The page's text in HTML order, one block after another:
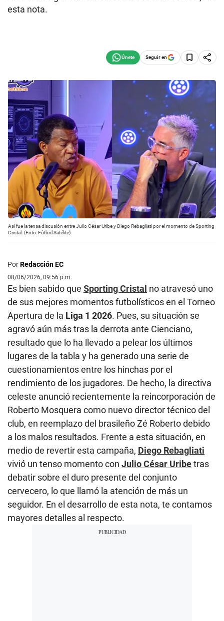
esta nota.
Seguir en
Así fue la tensa discusión entre Julio César Uribe y Diego Rebagliati por el momento de Sporting
Cristal. (Foto: Fútbol Satélite)
PorRedacción EC
08/06/2026, 09:56 p.m.
Es bien sabido que Sporting Cristal no atravesó uno
de sus mejores momentos futbolísticos en el Torneo
Apertura de la Liga 1 2026. Pues, su situación se
agravó aún más tras la derrota ante Cienciano,
resultado que lo ha llevado a pelear los últimos
lugares de la tabla y ha generado una serie de
cuestionamientos entre los hinchas por el
rendimiento de los jugadores. De hecho, la directiva
celeste anunció recientemente la reincorporación de
Roberto Mosquera como nuevo director técnico del
club, en reemplazo del brasileño Zé Roberto debido
a los malos resultados. Frente a esta situación, en
medio de revertir esta campaña, Diego Rebagliati
vivió un tenso momento con Julio César Uribetras
debatir sobre el duro presente del conjunto
cervecero, lo que llamó la atención de más un
seguidor. En el desarrollo de esta nota, te contamos
mayores detalles al respecto.